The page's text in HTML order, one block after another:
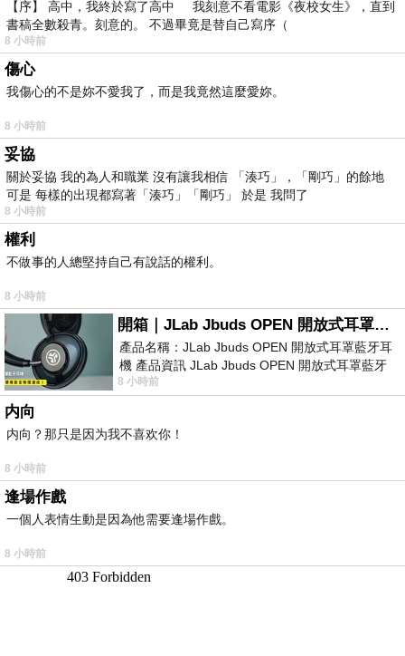
【序】 高中，我終於寫了高中 我刻意不看電影《夜校女生》，直到
書稿全數殺青。刻意的。 不過畢竟是替自己寫序（
8 小時前
傷心
我傷心的不是妳不愛我了，而是我竟然這麼愛妳。
8 小時前
妥協
關於妥協 我的為人和職業 沒有讓我相信 「湊巧」，「剛巧」的餘地
可是 每樣的出現都寫著「湊巧」「剛巧」 於是 我問了
8 小時前
權利
不做事的人總堅持自己有說話的權利。
8 小時前
開箱｜JLab Jbuds OPEN 開放式耳罩藍牙耳機 - 設計美學，輕巧、透氣、環境音全物理達成！
產品名稱：JLab Jbuds OPEN 開放式耳罩藍牙耳
機 產品資訊 JLab Jbuds OPEN 開放式耳罩藍牙
耳機評語：非常有特色，值得喜愛美型工
8 小時前
内向
内向？那只是因为我不喜欢你！
8 小時前
逢場作戲
一個人表情生動是因為他需要逢場作戲。
8 小時前